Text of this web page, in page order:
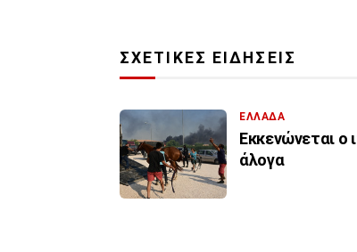
ΣΧΕΤΙΚΕΣ ΕΙΔΗΣΕΙΣ
ΕΛΛΑΔΑ
Εκκενώνεται ο
άλογα